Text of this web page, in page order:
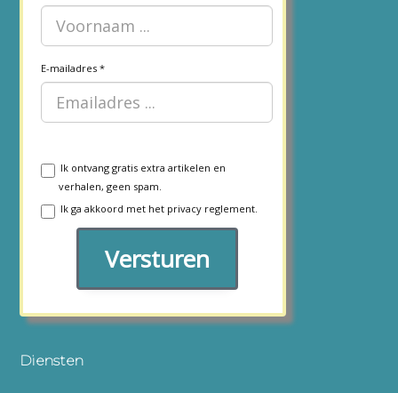
E-mailadres
Ik ontvang gratis extra artikelen en
verhalen, geen spam.
Ik ga akkoord met het privacy reglement.
Versturen
Diensten